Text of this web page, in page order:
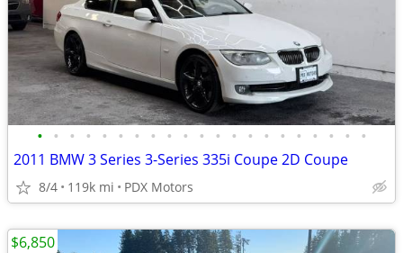
• • • • • • • • • • • • • • • • • • • • •
2011 BMW 3 Series 3-Series 335i Coupe 2D Coupe
8/4 119k mi PDX Motors
$6,850